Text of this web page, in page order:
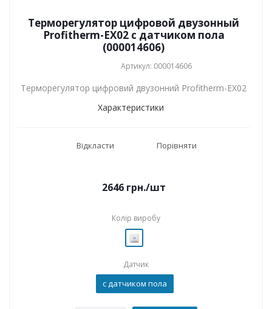
Терморегулятор цифровой двузонный
Profitherm-EX02 с датчиком пола
(000014606)
Артикул: 000014606
Терморегулятор цифровий двузонний Profitherm-EX02
Характеристики
Відкласти Порівняти
2646 грн./шт
Колір виробу
Датчик
с датчиком пола